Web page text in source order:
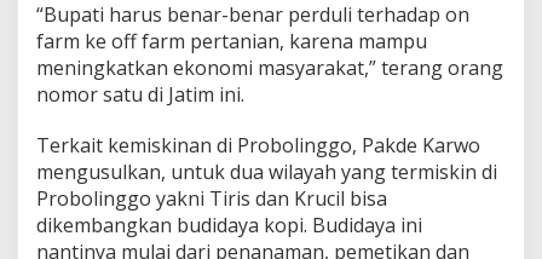
“Bupati harus benar-benar perduli terhadap on
farm ke off farm pertanian, karena mampu
meningkatkan ekonomi masyarakat,” terang orang
nomor satu di Jatim ini.
Terkait kemiskinan di Probolinggo, Pakde Karwo
mengusulkan, untuk dua wilayah yang termiskin di
Probolinggo yakni Tiris dan Krucil bisa
dikembangkan budidaya kopi. Budidaya ini
nantinya mulai dari penanaman, pemetikan dan